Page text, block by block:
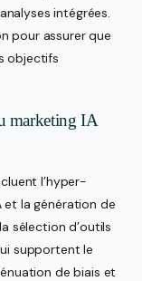
intégrées.
pour assurer que
objectifs
marketing IA
l’hyper-
et la génération de
sélection d’outils
supportent le
de biais et